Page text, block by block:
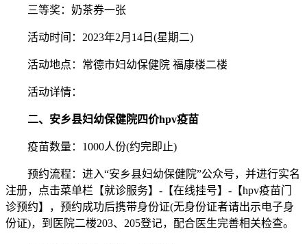
三等奖：奶茶券一张
活动时间：2023年2月14日(星期二)
活动地点：常德市妇幼保健院 福康楼二楼
活动详情：
二、安乡县妇幼保健院四价hpv疫苗
疫苗数量：1000人份(约完即止)
预约流程：进入“安乡县妇幼保健院”公众号，并进行实名
注册，点击菜单栏【就诊服务】-【在线挂号】-【hpv疫苗门
诊预约】，预约成功后携带身份证(无身份证者请出示电子身
份证)，到医院二楼203、205登记，配合医生完善相关检查。